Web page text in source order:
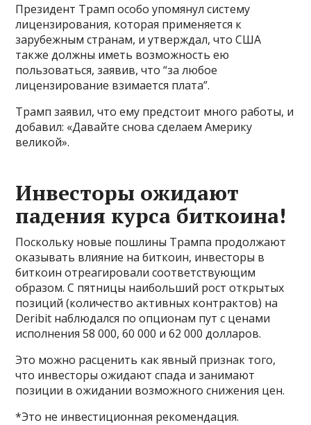
Президент Трамп особо упомянул систему
лицензирования, которая применяется к
зарубежным странам, и утверждал, что США
также должны иметь возможность ею
пользоваться, заявив, что “за любое
лицензирование взимается плата”.
Трамп заявил, что ему предстоит много работы, и
добавил: «Давайте снова сделаем Америку
великой».
Инвесторы ожидают
падения курса биткоина!
Поскольку новые пошлины Трампа продолжают
оказывать влияние на биткоин, инвесторы в
биткоин отреагировали соответствующим
образом. С пятницы наибольший рост открытых
позиций (количество активных контрактов) на
Deribit наблюдался по опционам пут с ценами
исполнения 58 000, 60 000 и 62 000 долларов.
Это можно расценить как явный признак того,
что инвесторы ожидают спада и занимают
позиции в ожидании возможного снижения цен.
*Это не инвестиционная рекомендация.